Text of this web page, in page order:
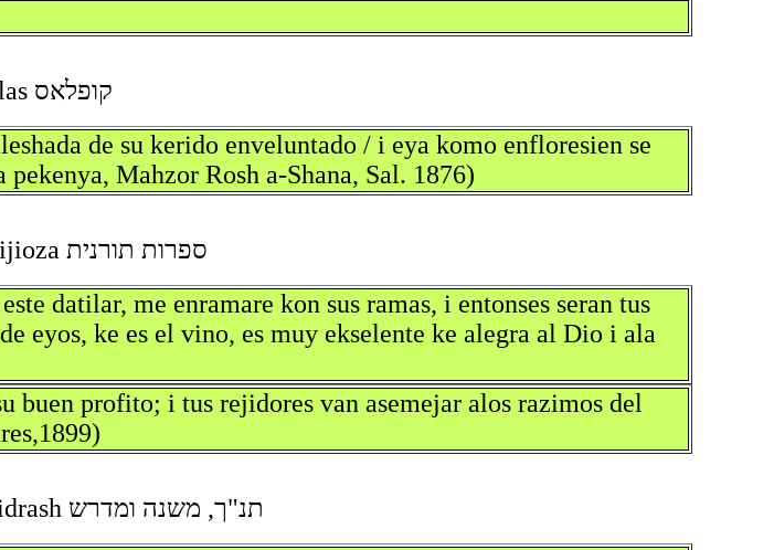
קופלאס Koplas
de su kerido enveluntado / i eya komo enfloresien se
pekenya, Mahzor Rosh a-Shana, Sal. 1876)
ספרות תורנית Literatura relijioza
datilar, me enramare kon sus ramas, i entonses seran tus
eyos, ke es el vino, es muy ekselente ke alegra al Dio i ala
buen profito; i tus rejidores van asemejar alos razimos del
תנ"ך, משנה ומדרש Biblia, Mishna, Midrash